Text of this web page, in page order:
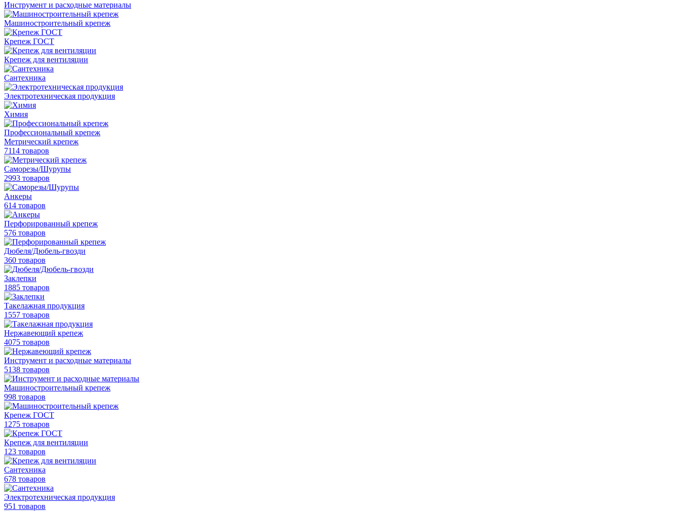
Инструмент и расходные материалы
Машиностроительный крепеж
Крепеж ГОСТ
Крепеж для вентиляции
Сантехника
Электротехническая продукция
Химия
Профессиональный крепеж
Метрический крепеж
7114 товаров
Саморезы/Шурупы
2993 товаров
Анкеры
614 товаров
Перфорированный крепеж
576 товаров
Дюбеля/Дюбель-гвозди
360 товаров
Заклепки
1885 товаров
Такелажная продукция
1557 товаров
Нержавеющий крепеж
4075 товаров
Инструмент и расходные материалы
5138 товаров
Машиностроительный крепеж
998 товаров
Крепеж ГОСТ
1275 товаров
Крепеж для вентиляции
123 товаров
Сантехника
678 товаров
Электротехническая продукция
951 товаров